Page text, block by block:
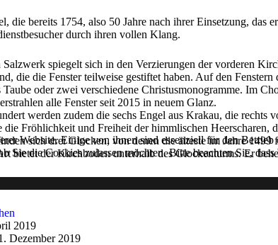
die bereits 1754, also 50 Jahre nach ihrer Einsetzung, das
durch ihren vollen Klang.
spiegelt sich in den Verzierungen der vorderen
die die Fenster teilweise gestiftet haben. Auf den
oder zwei verschiedene Christusmonogramme. Im
alle Fenster seit 2015 in neuem Glanz.
werden zudem die sechs Engel aus Krakau, die
die Fröhlichkeit und Freiheit der himmlischen Heerscharen,
sich drei Glocken, von denen die älteste im Jahre
bietet der Kirchboden unterhalb des Glockenturms. Er
2019
Dezember 2019
Website. Einige von ihnen sind essenziell für den
Sie die Cookies zulassen möchten. Bitte beachten Sie,